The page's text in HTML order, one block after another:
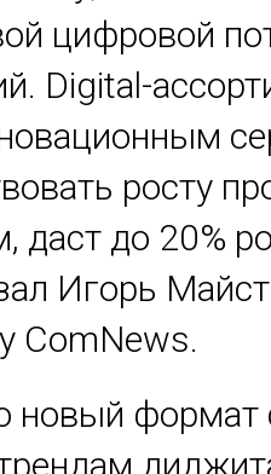
цифровой
Digital-
росту
даст до 20%
Игорь
ComNews.
новый формат